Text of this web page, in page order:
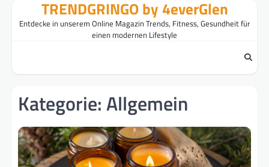
TRENDGRINGO by 4everGlen
Entdecke in unserem Online Magazin Trends, Fitness, Gesundheit für
einen modernen Lifestyle
Kategorie:Allgemein